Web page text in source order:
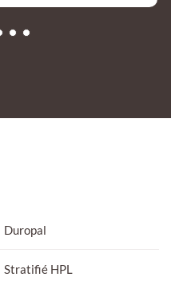
Duropal
Stratifié HPL